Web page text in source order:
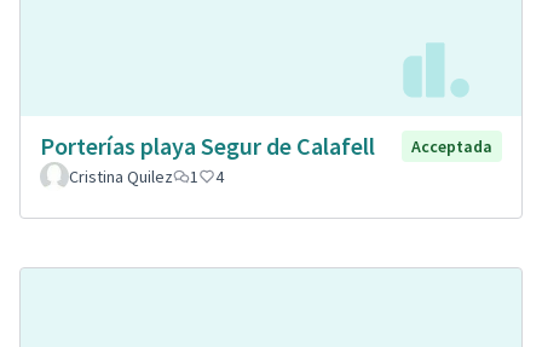
Porterías playa Segur de Calafell
Acceptada
Cristina Quilez
1 4